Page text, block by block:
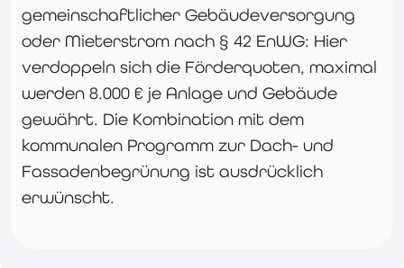
gemeinschaftlicher Gebäudeversorgung
oder Mieterstrom nach § 42 EnWG: Hier
verdoppeln sich die Förderquoten, maximal
werden 8.000 € je Anlage und Gebäude
gewährt. Die Kombination mit dem
kommunalen Programm zur Dach- und
Fassadenbegrünung ist ausdrücklich
erwünscht.